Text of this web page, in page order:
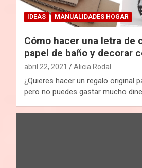
IDEAS MANUALIDADES HOGAR
Cómo hacer una letra de
papel de baño y decorar
abril 22, 2021 Alicia Rodal
¿Quieres hacer un regalo original
pero no puedes gastar mucho